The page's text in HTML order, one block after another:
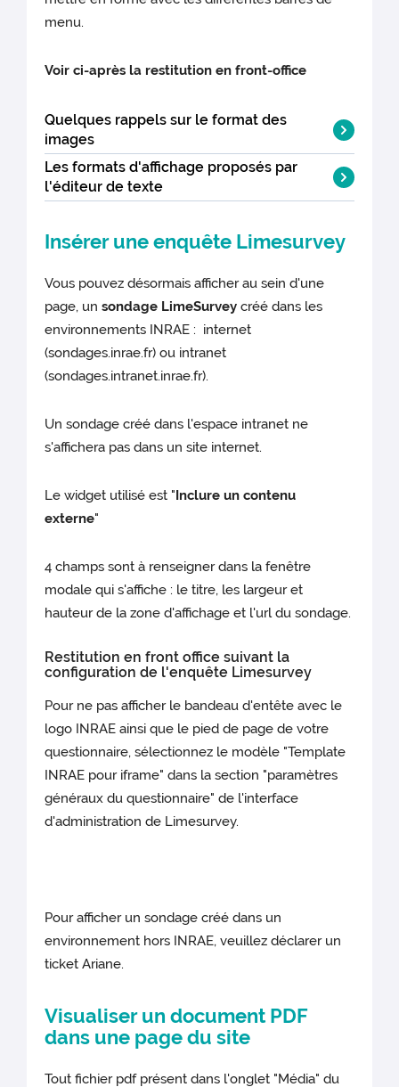
menu.
Voir ci-après la restitution en front-office
Quelques rappels sur le format des
images
Pouraméliorer la performance de votre
site web, vous devez
médiathèque. Quelques règles ci-après :
Résolutionde 72dpi ou 96dpi maxi
Taillede l'image : elle doit
correspondre à la taille d’affichage la
éviter toute déformation /
pixellisation.Exemple
affichage desktop
hauteur : de 300 à 500 px suivant
préférence, inférieur à 300Ko. Pour
image plus légère
au format png si vous devez
gérer la transparence
Les formats d'affichage proposés par
l'éditeur de texte
plusieurs tailles d'affichage de l'image.
(écran desktop, tablette, smarphone)
Exemple : pour un écran 27 pouces
Référence
maxi = 600 px
Small: largeur maxi = 100
px
Medium
= 200 px - hauteur maxi =
200 px
Large: largeur maxi
= 300 px - hauteur maxi =
Gallery
: largeur maxi
= 1200 px - hauteur maxi
= 1200 px
Original : taille à son
format original
Insérer une enquête Limesurvey
Vous pouvez désormais afficher au sein d'une
page, unsondage LimeSurvey créé dans les
environnements INRAE : internet
(sondages.inrae.fr) ou intranet
(sondages.intranet.inrae.fr).
Un sondage créé dans l'espace intranet ne
s'affichera pas dans un site internet.
Le widget utilisé est "Inclure un contenu
externe"
4 champs sont à renseigner dans la fenêtre
modale qui s'affiche : le titre, les largeur et
hauteur de la zone d'affichage et l'url du sondage.
Restitution en front office suivant la
configuration de l'enquête Limesurvey
Pour ne pas afficher le bandeau d'entête avec le
logo INRAE ainsi que le pied de page de votre
questionnaire, sélectionnez le modèle "Template
INRAE pour iframe" dans la section "paramètres
généraux du questionnaire" de l'interface
d'administration de Limesurvey.
Pour afficher un sondage créé dans un
environnement hors INRAE, veuillez déclarer un
ticket Ariane.
Visualiser un document PDF
dans une page du site
Tout fichier pdf présent dans l'onglet "Média" du